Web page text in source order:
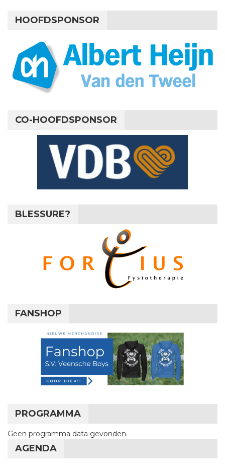
HOOFDSPONSOR
CO-HOOFDSPONSOR
BLESSURE?
FANSHOP
PROGRAMMA
Geen programma data gevonden.
AGENDA